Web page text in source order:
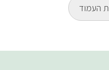
העמוד